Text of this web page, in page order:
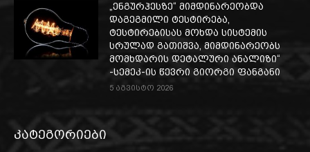
„ენგურჰესზე“ მიმდინარეობდა
დაგეგმილი ტესტირება,
ტესტირებისას მოხდა სისტემის
სრულად გათიშვა, მიმდინარეობს
მომხდარის დეტალური ანალიზი“
-სემეკ-ის წევრი გიორგი ფანგანი
5 აგვისტო 2026
კატეგორიები